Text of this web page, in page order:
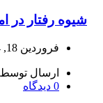
شیوه‏ رفتار در
فروردین 18, 1404
ارسال توسط
0 دیدگاه